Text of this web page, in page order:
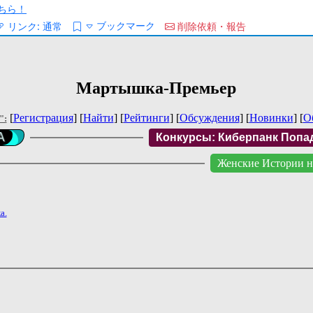
ら！
リンク: 通常 ブックマーク 削除依頼・報告